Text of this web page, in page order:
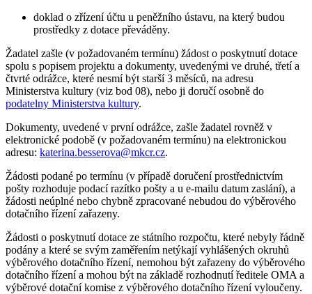
doklad o zřízení účtu u peněžního ústavu, na který budou
prostředky z dotace převáděny.
Žadatel zašle (v požadovaném termínu) žádost o poskytnutí dotace
spolu s popisem projektu a dokumenty, uvedenými ve druhé, třetí a
čtvrté odrážce, které nesmí být starší 3 měsíců, na adresu
Ministerstva kultury (viz bod 08), nebo ji doručí osobně do
podatelny Ministerstva kultury.
Dokumenty, uvedené v první odrážce, zašle žadatel rovněž v
elektronické podobě (v požadovaném termínu) na elektronickou
adresu: katerina.besserova@mkcr.cz.
Žádosti podané po termínu (v případě doručení prostřednictvím
pošty rozhoduje podací razítko pošty a u e-mailu datum zaslání), a
žádosti neúplné nebo chybně zpracované nebudou do výběrového
dotačního řízení zařazeny.
Žádosti o poskytnutí dotace ze státního rozpočtu, které nebyly řádně
podány a které se svým zaměřením netýkají vyhlášených okruhů
výběrového dotačního řízení, nemohou být zařazeny do výběrového
dotačního řízení a mohou být na základě rozhodnutí ředitele OMA a
výběrové dotační komise z výběrového dotačního řízení vyloučeny.